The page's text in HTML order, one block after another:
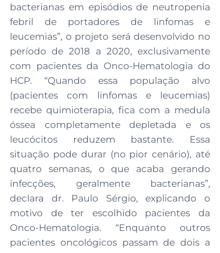
bacterianas em episódios de neutropenia
febril de portadores de linfomas e
leucemias”, o projeto será desenvolvido no
período de 2018 a 2020, exclusivamente
com pacientes da Onco-Hematologia do
HCP. “Quando essa população alvo
(pacientes com linfomas e leucemias)
recebe quimioterapia, fica com a medula
óssea completamente depletada e os
leucócitos reduzem bastante. Essa
situação pode durar (no pior cenário), até
quatro semanas, o que acaba gerando
infecções, geralmente bacterianas”,
declara dr. Paulo Sérgio, explicando o
motivo de ter escolhido pacientes da
Onco-Hematologia. “Enquanto outros
pacientes oncológicos passam de dois a